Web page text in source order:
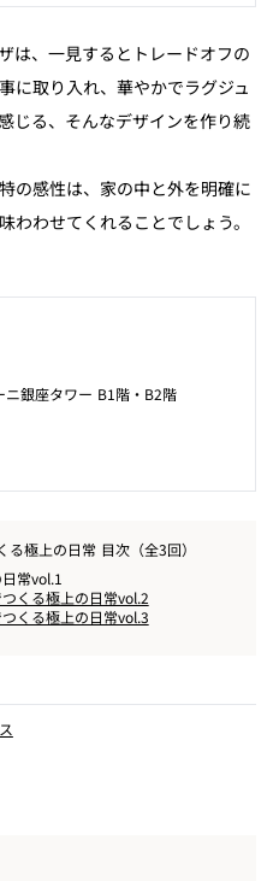
は、一見するとトレードオフの
に取り入れ、華やかでラグジュ
じる、そんなデザインを作り続
の感性は、家の中と外を明確に
わわせてくれることでしょう。
銀座タワー B1階・B2階
極上の日常 目次（全3回）
常vol.1
くる極上の日常vol.2
くる極上の日常vol.3